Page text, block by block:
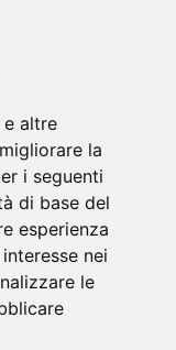
altre
la
i seguenti
di base del
esperienza
nei
le